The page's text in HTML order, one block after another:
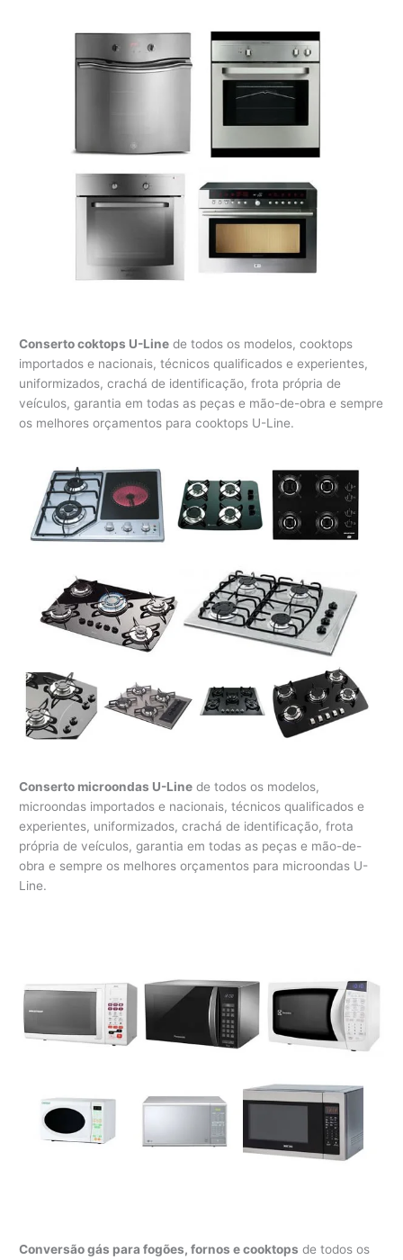
Conserto coktops U-Line de todos os modelos, cooktops
importados e nacionais, técnicos qualificados e experientes,
uniformizados, crachá de identificação, frota própria de
veículos, garantia em todas as peças e mão-de-obra e sempre
os melhores orçamentos para cooktops U-Line.
Conserto microondas U-Line de todos os modelos,
microondas importados e nacionais, técnicos qualificados e
experientes, uniformizados, crachá de identificação, frota
própria de veículos, garantia em todas as peças e mão-de-
obra e sempre os melhores orçamentos para microondas U-
Line.
Conversão gás para fogões, fornos e cooktops de todos os